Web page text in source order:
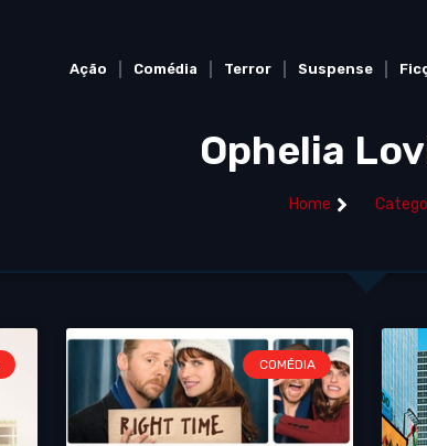
Ação Comédia Terror Suspense
Ophelia
Home
COMÉDIA